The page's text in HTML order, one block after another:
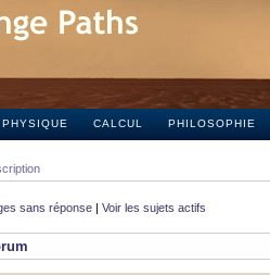
PHYSIQUE CALCUL PHILOSOPHIE
sans réponse | Voir les sujets actifs